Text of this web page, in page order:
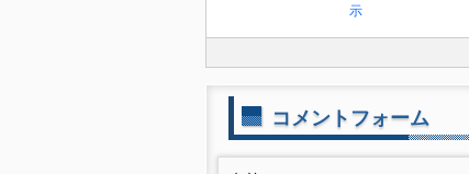
示
コメントフォーム